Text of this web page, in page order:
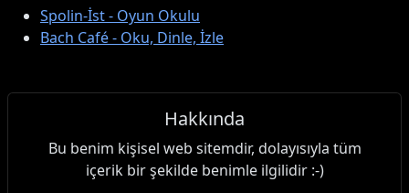
Spolin-İst - Oyun Okulu
Bach Café - Oku, Dinle, İzle
Hakkında
Bu benim kişisel web sitemdir, dolayısıyla tüm
içerik bir şekilde benimle ilgilidir :-)